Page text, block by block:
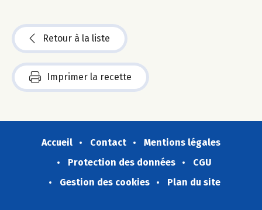
Retour à la liste
Imprimer la recette
Accueil Contact
Mentions légales
Protection des données
CGU
Gestion des cookies
Plan du site